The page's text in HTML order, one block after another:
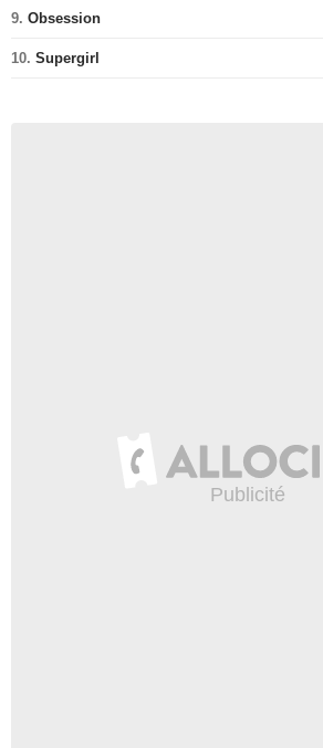
9. Obsession
10. Supergirl